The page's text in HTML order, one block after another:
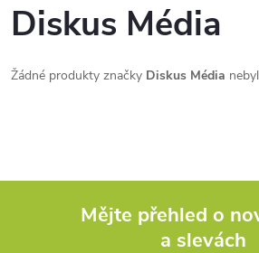
Diskus Média
Žádné produkty značky Diskus Média
Mějte přehled o
a slevách